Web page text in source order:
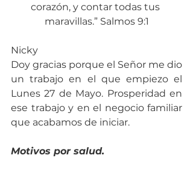
corazón, y contar todas tus
maravillas.” Salmos 9:1
Nicky
Doy gracias porque el Señor me dio
un trabajo en el que empiezo el
Lunes 27 de Mayo. Prosperidad en
ese trabajo y en el negocio familiar
que acabamos de iniciar.
Motivos por salud.